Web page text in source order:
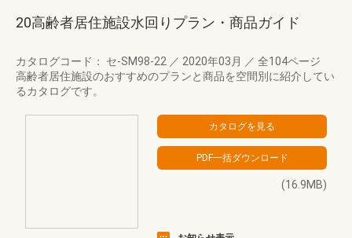
20高齢者居住施設水回りプラン・商品ガイド
カタログコード： セ-SM98-22 ／ 2020年03月 ／ 全104ページ
高齢者居住施設のおすすめのプランと商品を空間別に紹介してい
るカタログです。
(16.9MB)